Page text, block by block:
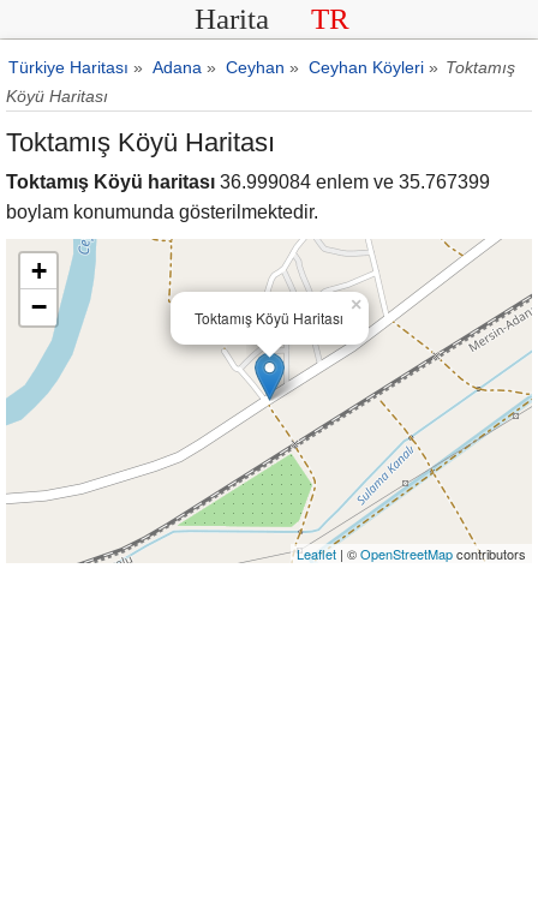
Harita TR
Türkiye Haritası » Adana » Ceyhan » Ceyhan Köyleri » Toktamış
Köyü Haritası
Toktamış Köyü Haritası
Toktamış Köyü haritası 36.999084 enlem ve 35.767399
boylam konumunda gösterilmektedir.
Toktamış Köyü Haritası
×
+
−
Leaflet | ©OpenStreetMapcontributors